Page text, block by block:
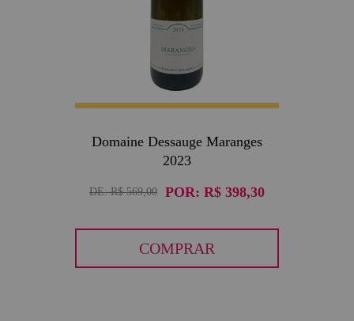
Domaine Dessauge Maranges
2023
DE:R$ 569,00 POR: R$ 398,30
COMPRAR